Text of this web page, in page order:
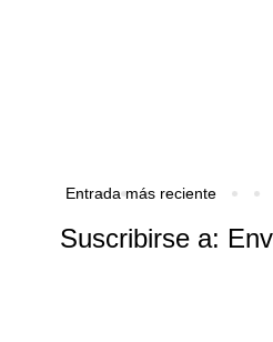
Entrada más reciente
Suscribirse a: